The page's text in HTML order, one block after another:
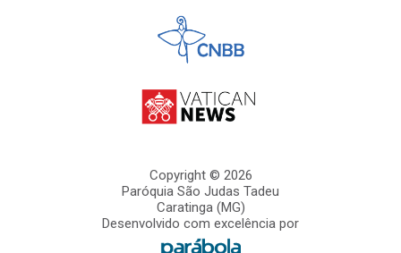
Copyright © 2026
Paróquia São Judas Tadeu
Caratinga (MG)
Desenvolvido com excelência por